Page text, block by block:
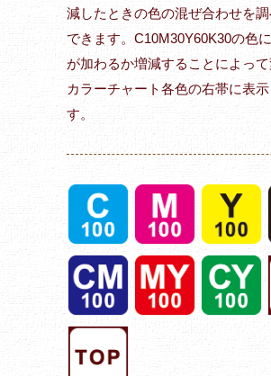
減したときの色の混ぜ合わせを
できます。C10M30Y60K30の色
が加わるか増減することによっ
カラーチャート各色の右帯に表
す。